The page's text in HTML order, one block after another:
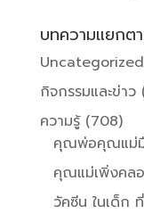
บทความแยกต
Uncategorized
กิจกรรมและข่าว
ความรู้(708)
คุณพ่อคุณแม่มื
คุณแม่เพิ่งคลอ
วัคซีน ในเด็ก